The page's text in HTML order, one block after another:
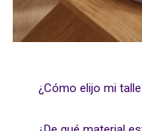
¿Cómo elijo mi